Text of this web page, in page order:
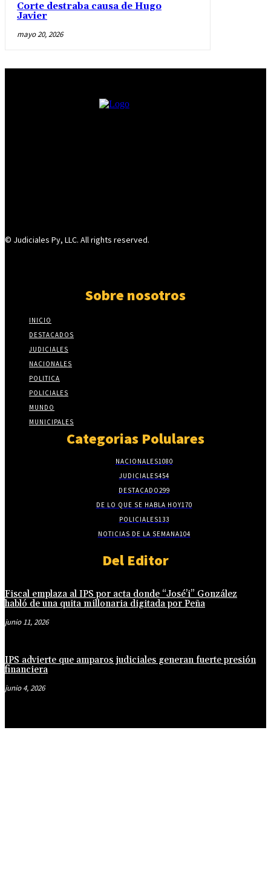
Corte destraba causa de Hugo
Javier
mayo 20, 2026
© Judiciales Py, LLC. All rights reserved.
Sobre nosotros
INICIO
DESTACADOS
JUDICIALES
NACIONALES
POLITICA
POLICIALES
MUNDO
MUNICIPALES
Categorias Polulares
NACIONALES1080
JUDICIALES454
DESTACADO299
DE LO QUE SE HABLA HOY170
POLICIALES133
NOTICIAS DE LA SEMANA104
Del Editor
Fiscal emplaza al IPS por acta donde “José’i” González
habló de una quita millonaria digitada por Peña
junio 11, 2026
IPS advierte que amparos judiciales generan fuerte presión
financiera
junio 4, 2026